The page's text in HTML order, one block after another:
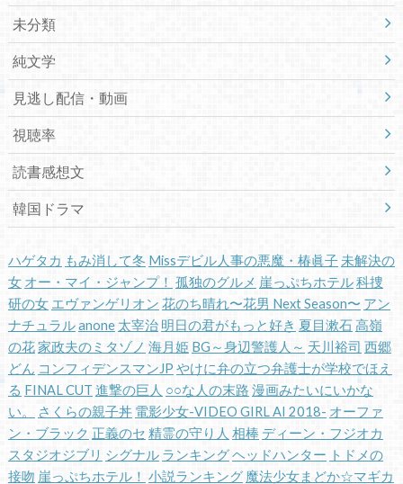
未分類
純文学
見逃し配信・動画
視聴率
読書感想文
韓国ドラマ
ハゲタカ もみ消して冬 Missデビル人事の悪魔・椿眞子 未解決の
女 オー・マイ・ジャンプ！ 孤独のグルメ 崖っぷちホテル科捜
研の女 エヴァンゲリオン 花のち晴れ〜花男 Next Season〜 アン
ナチュラルanone 太宰治 明日の君がもっと好き 夏目漱石高嶺
の花家政夫のミタゾノ 海月姫 BG～身辺警護人～ 天川裕司 西郷
どん コンフィデンスマンJP やけに弁の立つ弁護士が学校でほえ
る FINAL CUT 進撃の巨人 ○○な人の末路 漫画みたいにいかな
い。
さくらの親子丼 電影少女-VIDEO GIRL AI 2018- オーファ
ン・ブラック 正義のセ 精霊の守り人 相棒 ディーン・フジオカ
スタジオジブリ シグナル ランキングヘッドハンター トドメの
接吻 崖っぷちホテル！ 小説ランキング 魔法少女まどか☆マギカ